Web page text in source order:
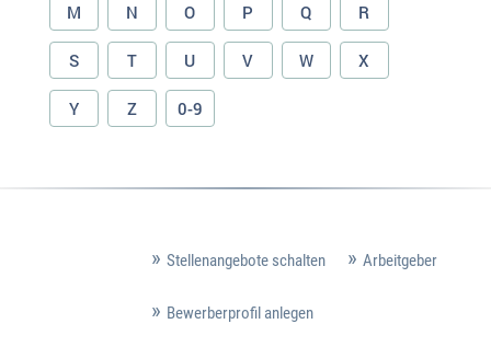
M N O P Q R
S T U V W X
Y Z 0-9
Stellenangebote schalten Arbeitgeber
Bewerberprofil anlegen